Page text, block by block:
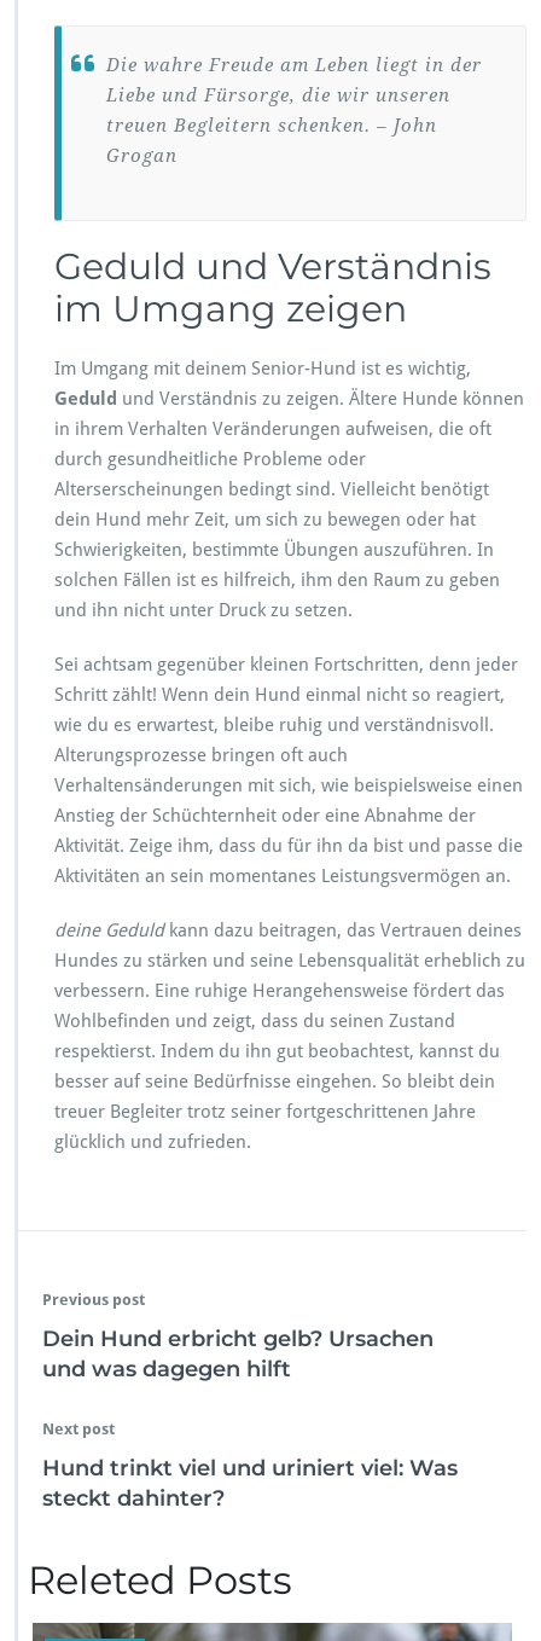
Die wahre Freude am Leben liegt in der
Liebe und Fürsorge, die wir unseren
treuen Begleitern schenken. – John
Grogan
Geduld und Verständnis
im Umgang zeigen
Im Umgang mit deinem Senior-Hund ist es wichtig,
Geduld und Verständnis zu zeigen. Ältere Hunde können
in ihrem Verhalten Veränderungen aufweisen, die oft
durch gesundheitliche Probleme oder
Alterserscheinungen bedingt sind. Vielleicht benötigt
dein Hund mehr Zeit, um sich zu bewegen oder hat
Schwierigkeiten, bestimmte Übungen auszuführen. In
solchen Fällen ist es hilfreich, ihm den Raum zu geben
und ihn nicht unter Druck zu setzen.
Sei achtsam gegenüber kleinen Fortschritten, denn jeder
Schritt zählt! Wenn dein Hund einmal nicht so reagiert,
wie du es erwartest, bleibe ruhig und verständnisvoll.
Alterungsprozesse bringen oft auch
Verhaltensänderungen mit sich, wie beispielsweise einen
Anstieg der Schüchternheit oder eine Abnahme der
Aktivität. Zeige ihm, dass du für ihn da bist und passe die
Aktivitäten an sein momentanes Leistungsvermögen an.
deine Geduldkann dazu beitragen, das Vertrauen deines
Hundes zu stärken und seine Lebensqualität erheblich zu
verbessern. Eine ruhige Herangehensweise fördert das
Wohlbefinden und zeigt, dass du seinen Zustand
respektierst. Indem du ihn gut beobachtest, kannst du
besser auf seine Bedürfnisse eingehen. So bleibt dein
treuer Begleiter trotz seiner fortgeschrittenen Jahre
glücklich und zufrieden.
Previous post
Dein Hund erbricht gelb? Ursachen
und was dagegen hilft
Next post
Hund trinkt viel und uriniert viel: Was
steckt dahinter?
Releted Posts